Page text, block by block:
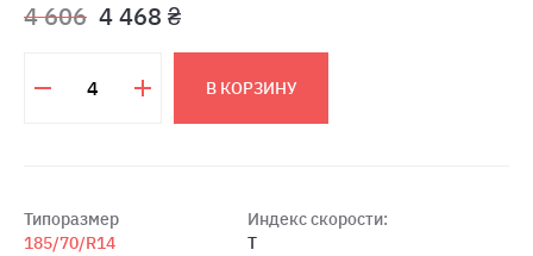
4 606 4 468 ₴
В КОРЗИНУ
Типоразмер
185/70/R14
Индекс скорости:
T